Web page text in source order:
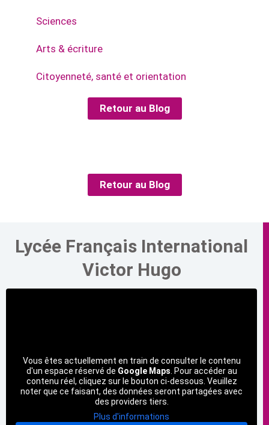
Sciences
Arts & écriture
Citoyenneté, santé et orientation
Retour au Blog
Retour au Blog
Lycée Français International
Victor Hugo
Vous êtes actuellement en train de consulter le contenu
d'un espace réservé de Google Maps . Pour accéder au
contenu réel, cliquez sur le bouton ci-dessous. Veuillez
noter que ce faisant, des données seront partagées avec
des providers tiers.
Plus d'informations